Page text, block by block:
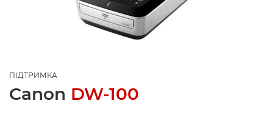
ПІДТРИМКА
Canon DW-100